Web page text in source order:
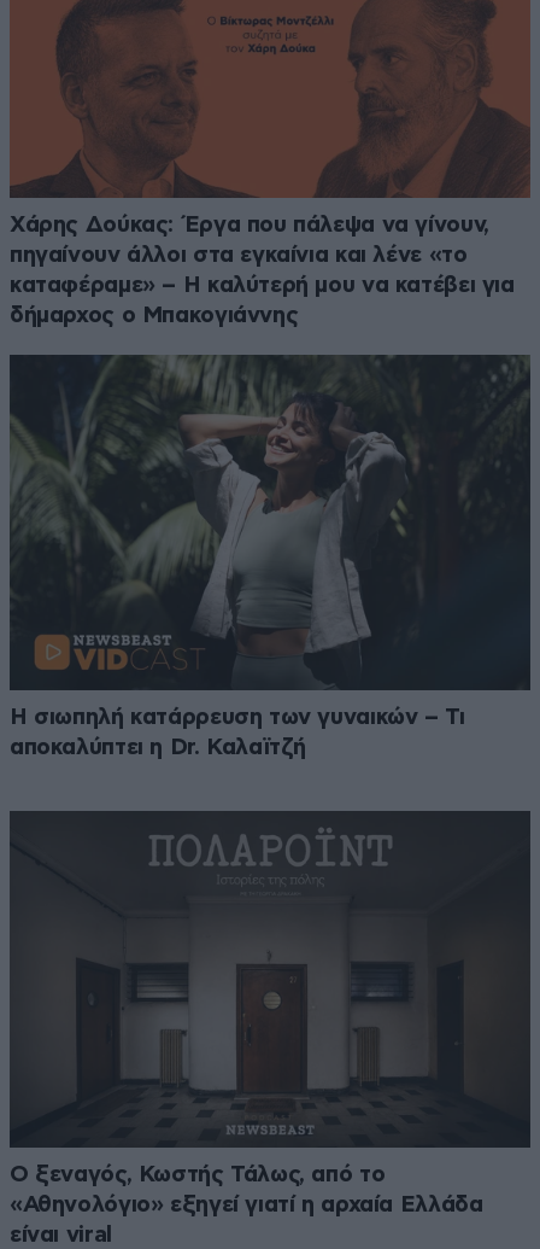
Χάρης Δούκας: Έργα που πάλεψα να γίνουν,
πηγαίνουν άλλοι στα εγκαίνια και λένε «το
καταφέραμε» – Η καλύτερή μου να κατέβει για
δήμαρχος ο Μπακογιάννης
Η σιωπηλή κατάρρευση των γυναικών – Τι
αποκαλύπτει η Dr. Καλαϊτζή
Ο ξεναγός, Κωστής Τάλως, από το
«Αθηνολόγιο» εξηγεί γιατί η αρχαία Ελλάδα
είναι viral